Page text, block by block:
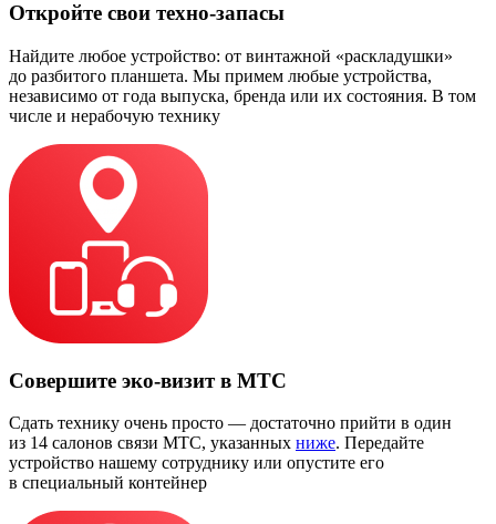
Откройте свои техно-запасы
Найдите любое устройство: от винтажной «раскладушки»
до разбитого планшета. Мы примем любые устройства,
независимо от года выпуска, бренда или их состояния. В том
числе и нерабочую технику
Совершите эко-визит в МТС
Сдать технику очень просто — достаточно прийти в один
из 14 салонов связи МТС, указанных ниже. Передайте
устройство нашему сотруднику или опустите его
в специальный контейнер